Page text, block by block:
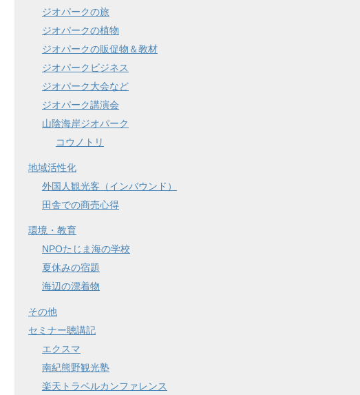
ジオパークの旅
ジオパークの植物
ジオパークの販促物＆教材
ジオパークビジネス
ジオパーク大会など
ジオパーク講演会
山陰海岸ジオパーク
コウノトリ
地域活性化
外国人観光客（インバウンド）
田舎での商売心得
環境・教育
NPOたじま海の学校
夏休みの宿題
海辺の漂着物
その他
セミナー聴講記
エクスマ
南紀熊野観光塾
楽天トラベルカンファレンス